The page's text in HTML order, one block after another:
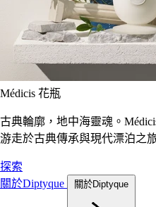
Médicis 花瓶
古典輪廓，地中海靈魂。
游走於古典傳承與現代漂泊之
探索
關於Diptyque
關於Diptyque